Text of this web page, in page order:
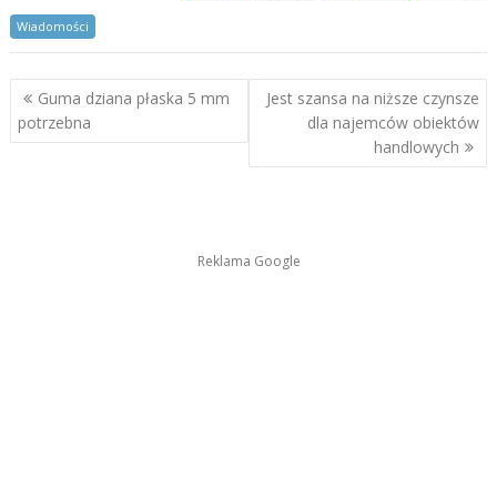
Wiadomości
Nawigacja
wpisu
Guma dziana płaska 5 mm
potrzebna
Jest szansa na niższe czynsze
dla najemców obiektów
handlowych
Reklama Google